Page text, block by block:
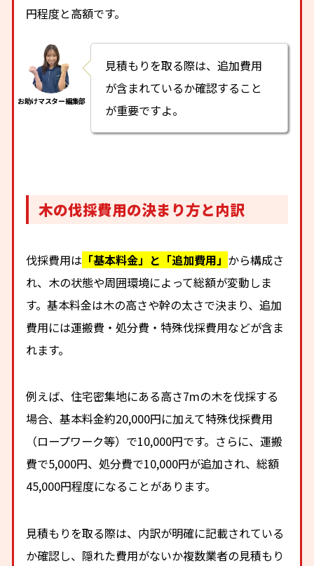
円程度と高額です。
見積もりを取る際は、追加費用
が含まれているか確認すること
が重要ですよ。
木の伐採費用の決まり方と内訳
伐採費用は 「基本料金」と「追加費用」 から構成さ
れ、木の状態や周囲環境によって総額が変動しま
す。基本料金は木の高さや幹の太さで決まり、追加
費用には運搬費・処分費・特殊伐採費用などが含ま
れます。
例えば、住宅密集地にある高さ7mの木を伐採する
場合、基本料金約20,000円に加えて特殊伐採費用
（ロープワーク等）で10,000円です。さらに、運搬
費で5,000円、処分費で10,000円が追加され、総額
45,000円程度になることがあります。
見積もりを取る際は、内訳が明確に記載されている
か確認し、隠れた費用がないか複数業者の見積もり